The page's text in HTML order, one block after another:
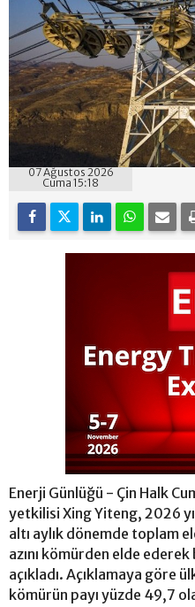
07 Ağustos 2026
Cuma 15:18
Enerji Günlüğü - Çin Halk
yetkilisi Xing Yiteng, 2026
altı aylık dönemde toplam
azını kömürden elde
açıkladı. Açıklamaya göre
kömürün payı yüzde 49,7